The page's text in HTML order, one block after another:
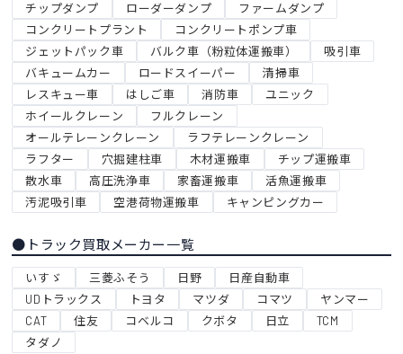
チップダンプ
ローダーダンプ
ファームダンプ
コンクリートプラント
コンクリートポンプ車
ジェットパック車
バルク車（粉粒体運搬車）
吸引車
バキュームカー
ロードスイーパー
清掃車
レスキュー車
はしご車 消防車
ユニック
ホイールクレーン
フルクレーン
オールテレーンクレーン
ラフテレーンクレーン
ラフター
穴掘建柱車 木材運搬車
チップ運搬車
散水車
高圧洗浄車 家畜運搬車
活魚運搬車
汚泥吸引車
空港荷物運搬車 キャンピングカー
●トラック買取メーカー一覧
いすゞ 三菱ふそう 日野
日産自動車
UDトラックス
トヨタ マツダ コマツ
ヤンマー
CAT
住友 コベルコ クボタ 日立
TCM
タダノ